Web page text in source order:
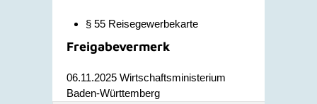
§ 55 Reisegewerbekarte
Freigabevermerk
06.11.2025 Wirtschaftsministerium
Baden-Württemberg